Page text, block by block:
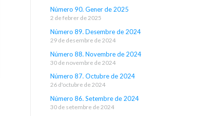
Número 90. Gener de 2025
2 de febrer de 2025
Número 89. Desembre de 2024
29 de desembre de 2024
Número 88. Novembre de 2024
30 de novembre de 2024
Número 87. Octubre de 2024
26 d'octubre de 2024
Número 86. Setembre de 2024
30 de setembre de 2024